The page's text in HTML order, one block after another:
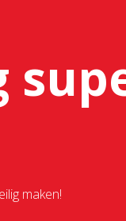
maken!